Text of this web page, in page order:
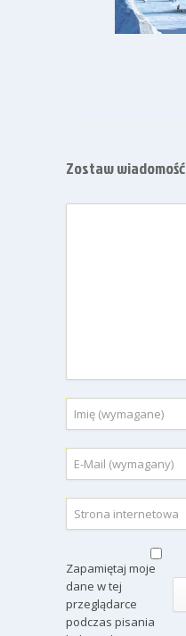
Zostaw wiadomość
Zapamiętaj moje
dane w tej
przeglądarce
podczas pisania